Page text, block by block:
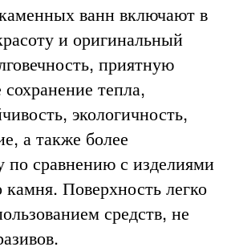
ванн включают в
и оригинальный
приятную
тепла,
экологичность,
а также более
по сравнению с изделиями
камня. Поверхность легко
средств, не